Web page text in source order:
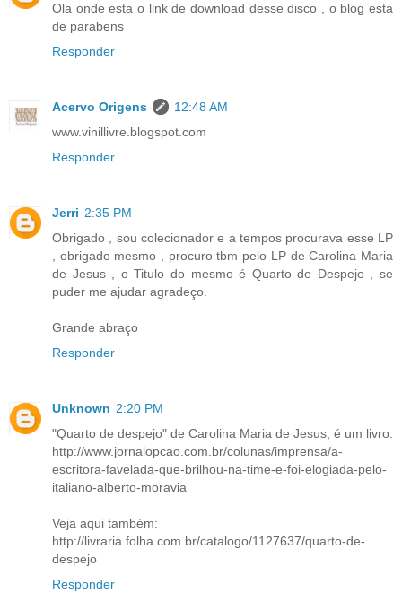
Ola onde esta o link de download desse disco , o blog esta
de parabens
Responder
Acervo Origens
12:48 AM
www.vinillivre.blogspot.com
Responder
Jerri 2:35 PM
Obrigado , sou colecionador e a tempos procurava esse LP
, obrigado mesmo , procuro tbm pelo LP de Carolina Maria
de Jesus , o Titulo do mesmo é Quarto de Despejo , se
puder me ajudar agradeço.
Grande abraço
Responder
Unknown 2:20 PM
"Quarto de despejo" de Carolina Maria de Jesus, é um livro.
http://www.jornalopcao.com.br/colunas/imprensa/a-
escritora-favelada-que-brilhou-na-time-e-foi-elogiada-pelo-
italiano-alberto-moravia
Veja aqui também:
http://livraria.folha.com.br/catalogo/1127637/quarto-de-
despejo
Responder